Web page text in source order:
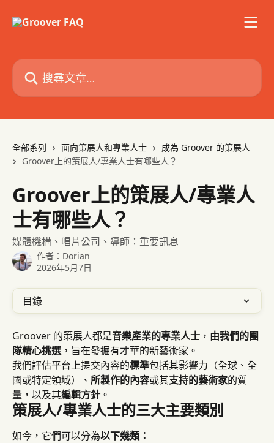
搜尋文章…
全部系列 面向策展人和專業人士
成為 Groover 的策展人
Groover上的策展人/專業人士有哪些人？
Groover上的策展人/專業人
士有哪些人？
媒體機構、唱片公司、導師：重要訊息
作者： Dorian
2026年5月7日
目錄
Groover 的策展人都是音樂產業的專業人士 ， 由我們的團
隊精心挑選 ，旨在發掘有才華的新藝術家。
我們評估平台上提交內容的標準包括其影響力（全球、全
國或特定領域）、 所製作的內容或其支持的藝術家的質
量，以及其編輯方針 。
策展人/專業人士的三大主要類別
如今，它們可以分為以下幾類：